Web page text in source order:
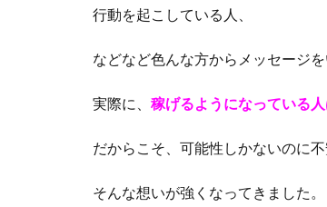
行動を起こしている人、
などなど色んな方からメッセージを
実際に、 稼げるようになっている
だからこそ、可能性しかないのに
そんな想いが強くなってきました。